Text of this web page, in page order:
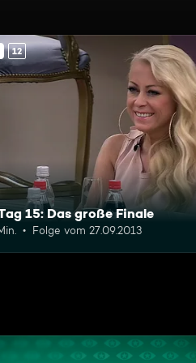
12
15: Das große Finale
Folge vom 27.09.2013